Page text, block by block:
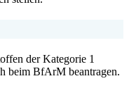
der Kategorie 1
beim BfArM beantragen.